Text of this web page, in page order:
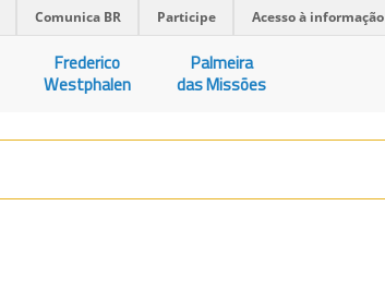
Comunica BR Participe Acesso à informação
Frederico
Westphalen
Palmeira
das Missões